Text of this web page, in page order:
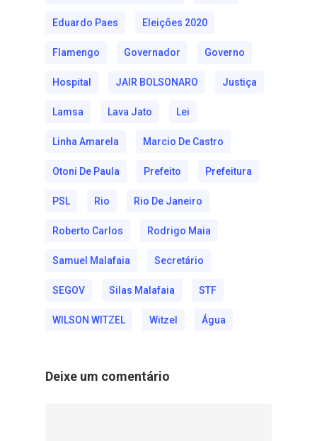
Eduardo Paes Eleições 2020
Flamengo Governador Governo
Hospital JAIR BOLSONARO Justiça
Lamsa Lava Jato Lei
Linha Amarela Marcio De Castro
Otoni De Paula Prefeito Prefeitura
PSL Rio Rio De Janeiro
Roberto Carlos Rodrigo Maia
Samuel Malafaia Secretário
SEGOV Silas Malafaia STF
WILSON WITZEL Witzel Água
Deixe um comentário